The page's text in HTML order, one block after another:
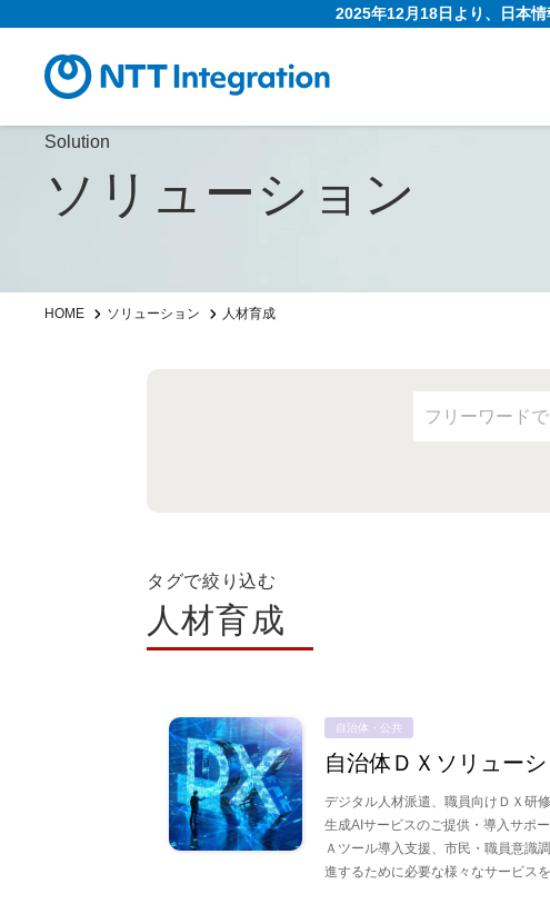
2025年12月18日より、日本
Solution
ソリューション
HOME ソリューション 人材育成
タグで絞り込む
人材育成
自治体・公共
自治体ＤＸソリュー
デジタル人材派遣、職員向けＤＸ研
生成AIサービスのご提供・導入サポ
Ａツール導入支援、市民・職員意識
進するために必要な様々なサービス